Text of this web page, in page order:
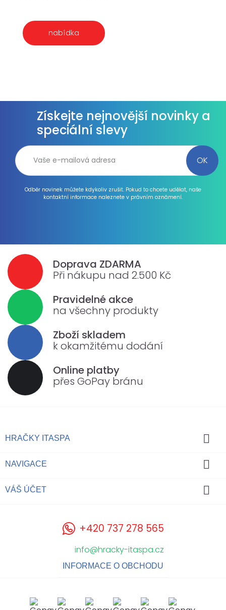
nabídka
Získejte nejnovější novinky a
speciální slevy
Odběr novinek můžete kdykoliv zrušit. Pokud to chcete udělat, naše
kontaktní informace naleznete v právním oznámení.
Doprava ZDARMA
Při nákupu nad 2.500 Kč
Pravidelné akce
na všechny produkty
Zboží skladem
k okamžitému dodání
Online platby
přes GoPay bránu
HRAČKY ITASPA 
NAVIGACE 
VÁŠ ÚČET 
+420 737 278 565
info@hracky-itaspa.cz
INFORMACE O OBCHODU